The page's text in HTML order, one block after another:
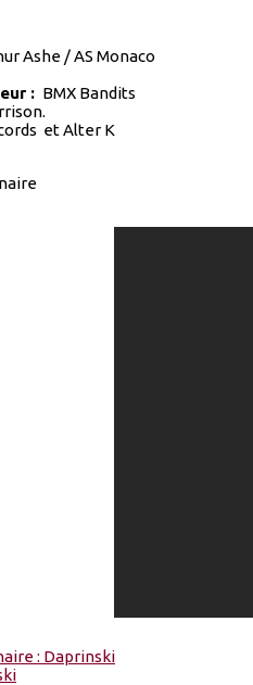
Ashe / AS Monaco
: BMX Bandits
et Alter K